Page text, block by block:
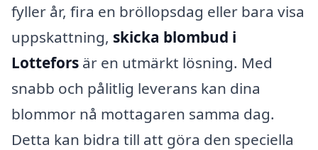
fyller år, fira en bröllopsdag eller bara visa
uppskattning, skicka blombud i
Lottefors är en utmärkt lösning. Med
snabb och pålitlig leverans kan dina
blommor nå mottagaren samma dag.
Detta kan bidra till att göra den speciella